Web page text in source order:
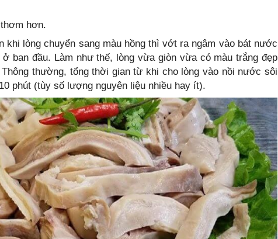
hơn.
khi lòng chuyển sang màu hồng thì vớt ra ngâm vào bát nước
ở ban đầu. Làm như thế, lòng vừa giòn vừa có màu trắng đẹp
thường, tổng thời gian từ khi cho lòng vào nồi nước sôi
phút (tùy số lượng nguyên liệu nhiều hay ít).